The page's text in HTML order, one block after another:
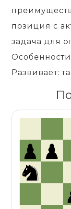
позиция с
задача для
Развивает: